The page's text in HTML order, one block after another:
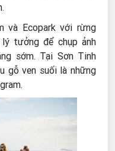
và Ecopark với rừng
tưởng để chụp ảnh
sớm. Tại Sơn Tinh
gỗ ven suối là những